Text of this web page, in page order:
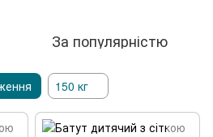
За популярністю
150 кг